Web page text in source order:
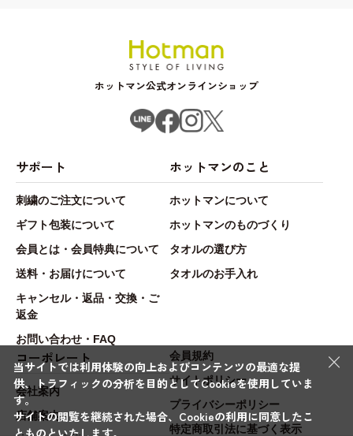
ホットマン公式オンラインショップ
サポート
刺繍のご注文について
ギフト包装について
会員とは・会員特典について
送料・お届けについて
キャンセル・返品・交換・ご
返金
お問い合わせ・FAQ
ホットマンのこと
ホットマンについて
ホットマンのものづくり
タオルの選び方
タオルのお手入れ
コーポレート
会社案内
店舗案内
会員規約
サイトポリシー
プライバシーポリシー
特定商取引法に基づく表示
×
当サイトでは利用体験の向上およびコンテンツの最適な提
供、トラフィックの分析を目的としてCookieを使用していま
す。
サイトの閲覧を継続された場合、Cookieの利用に同意したこ